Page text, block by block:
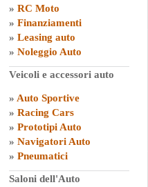
» RC Moto
» Finanziamenti
» Leasing auto
» Noleggio Auto
Veicoli e accessori auto
» Auto Sportive
» Racing Cars
» Prototipi Auto
» Navigatori Auto
» Pneumatici
Saloni dell'Auto